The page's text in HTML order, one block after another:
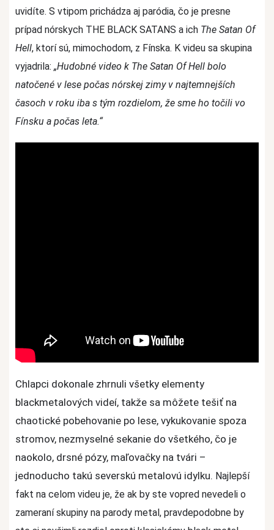
uvidíte. S vtipom prichádza aj paródia, čo je presne
prípad nórskych THE BLACK SATANS a ich The Satan Of
Hell, ktorí sú, mimochodom, z Fínska. K videu sa skupina
vyjadrila: „Hudobné video k The Satan Of Hell bolo
natočené v lese počas nórskej zimy v najtemnejších
časoch v roku iba s tým rozdielom, že sme ho točili vo
Fínsku a počas leta.“
Chlapci dokonale zhrnuli všetky elementy
blackmetalových videí, takže sa môžete tešiť na
chaotické pobehovanie po lese, vykukovanie spoza
stromov, nezmyselné sekanie do všetkého, čo je
naokolo, drsné pózy, maľovačky na tvári –
jednoducho takú severskú metalovú idylku. Najlepší
fakt na celom videu je, že ak by ste vopred nevedeli o
zameraní skupiny na parody metal, pravdepodobne by